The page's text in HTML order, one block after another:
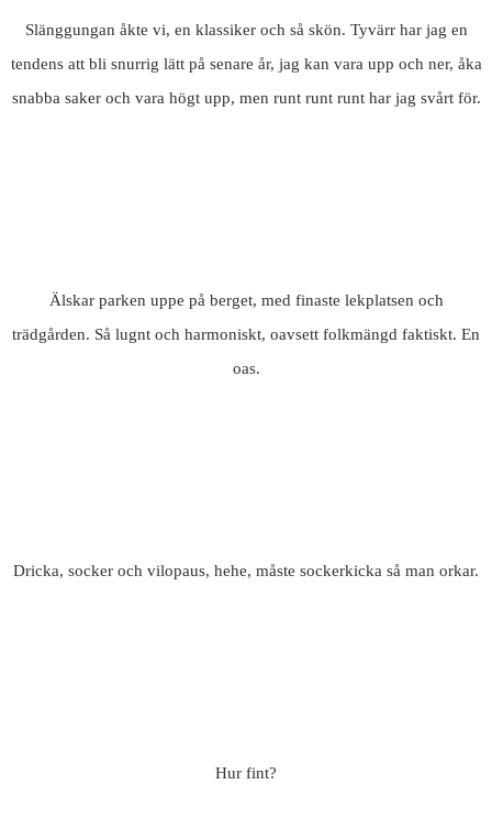
Slänggungan åkte vi, en klassiker och så skön. Tyvärr har jag en
tendens att bli snurrig lätt på senare år, jag kan vara upp och ner, åka
snabba saker och vara högt upp, men runt runt runt har jag svårt för.
Älskar parken uppe på berget, med finaste lekplatsen och
trädgården. Så lugnt och harmoniskt, oavsett folkmängd faktiskt. En
oas.
Dricka, socker och vilopaus, hehe, måste sockerkicka så man orkar.
Hur fint?